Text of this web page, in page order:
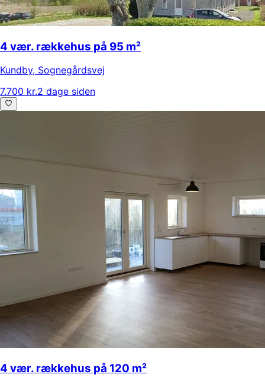
4 vær. rækkehus på 95 m²
Kundby, Sognegårdsvej
7.700 kr.2 dage siden
4 vær. rækkehus på 120 m²